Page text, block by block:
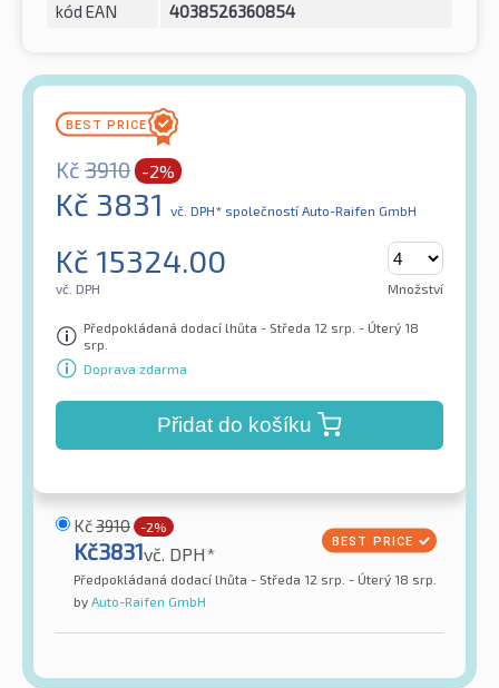
kód EAN 4038526360854
Kč 3910 -2%
Kč 3831 vč. DPH* společností Auto-Raifen GmbH
Kč 15324.00
vč. DPH Množství
Předpokládaná dodací lhůta - Středa 12 srp. - Úterý 18
srp.
Doprava zdarma
Přidat do košíku
Kč3910 -2%
Kč3831vč. DPH*
Předpokládaná dodací lhůta - Středa 12 srp. - Úterý 18 srp.
by Auto-Raifen GmbH